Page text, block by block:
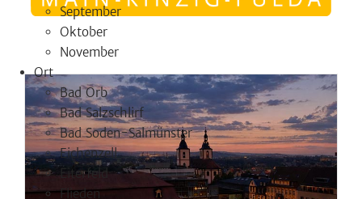
September
Oktober
November
Ort
Bad Orb
Bad Salzschlirf
Bad Soden-Salmünster
Eichenzell
Eiterfeld
Flieden